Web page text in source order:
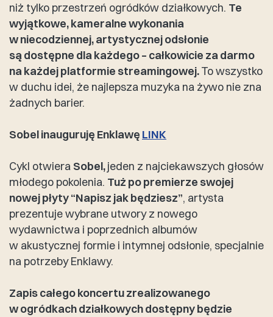
niż tylko przestrzeń ogródków działkowych. Te
wyjątkowe, kameralne wykonania
w niecodziennej, artystycznej odsłonie
są dostępne dla każdego – całkowicie za darmo
na każdej platformie streamingowej.To wszystko
w duchu idei, że najlepsza muzyka na żywo nie zna
żadnych barier.
Sobel inauguruję Enklawę LINK
Cykl otwiera Sobel,jeden z najciekawszych głosów
młodego pokolenia. Tuż po premierze swojej
nowej płyty “Napisz jak będziesz”, artysta
prezentuje wybrane utwory z nowego
wydawnictwa i poprzednich albumów
w akustycznej formie i intymnej odsłonie, specjalnie
na potrzeby Enklawy.
Zapis całego koncertu zrealizowanego
w ogródkach działkowych dostępny będzie